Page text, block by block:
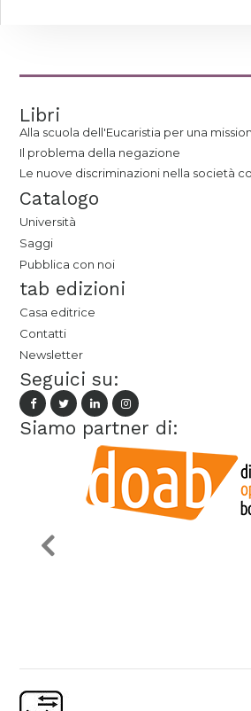
Libri
Alla scuola dell'Eucaristia per una
Il problema della negazione
Le nuove discriminazioni nella società
Catalogo
Università
Saggi
Pubblica con noi
tab edizioni
Casa editrice
Contatti
Newsletter
Seguici su:
Siamo partner di: